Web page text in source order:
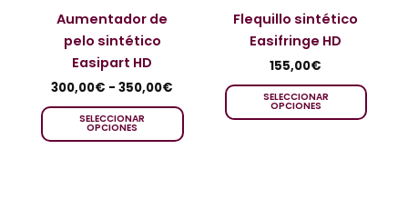
Aumentador de
pelo sintético
Easipart HD
300,00€ - 350,00€
SELECCIONAR
OPCIONES
Flequillo sintético
Easifringe HD
155,00€
SELECCIONAR
OPCIONES